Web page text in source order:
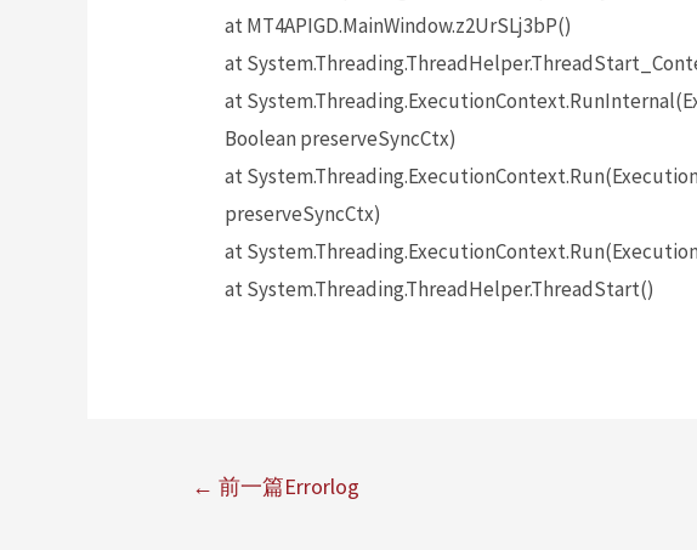
at MT4APIGD.MainWindow.z2UrSLj3bP()
at
at
Boolean preserveSyncCtx)
at
preserveSyncCtx)
at
at System.Threading.ThreadHelper.ThreadStart()
← 前一篇Errorlog